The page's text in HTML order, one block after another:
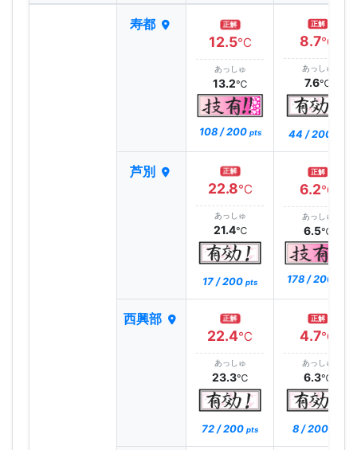
寿都 正解
12.5℃
あっしゅ
13.2℃
108 / 200 pts
正解
8.7℃
あっしゅ
7.6℃
44 / 200
芦別 正解
22.8℃
あっしゅ
21.4℃
17 / 200 pts
正解
6.2℃
あっしゅ
6.5℃
178 / 200
西興部 正解
22.4℃
あっしゅ
23.3℃
72 / 200 pts
正解
4.7℃
あっしゅ
6.3℃
8 / 200